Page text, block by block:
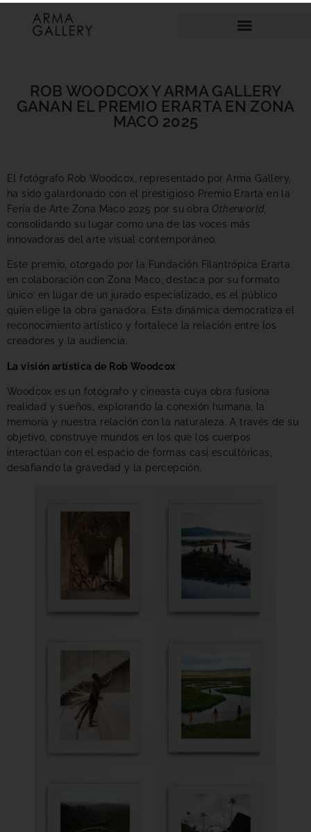
ROB WOODCOX Y ARMA GALLERY
GANAN EL PREMIO ERARTA EN ZONA
MACO 2025
El fotógrafo Rob Woodcox, representado por Arma Gallery,
ha sido galardonado con el prestigioso Premio Erarta en la
Feria de Arte Zona Maco 2025 por su obra Otherworld,
consolidando su lugar como una de las voces más
innovadoras del arte visual contemporáneo.
Este premio, otorgado por la Fundación Filantrópica Erarta
en colaboración con Zona Maco, destaca por su formato
único: en lugar de un jurado especializado, es el público
quien elige la obra ganadora. Esta dinámica democratiza el
reconocimiento artístico y fortalece la relación entre los
creadores y la audiencia.
La visión artística de Rob Woodcox
Woodcox es un fotógrafo y cineasta cuya obra fusiona
realidad y sueños, explorando la conexión humana, la
memoria y nuestra relación con la naturaleza. A través de su
objetivo, construye mundos en los que los cuerpos
interactúan con el espacio de formas casi escultóricas,
desafiando la gravedad y la percepción.